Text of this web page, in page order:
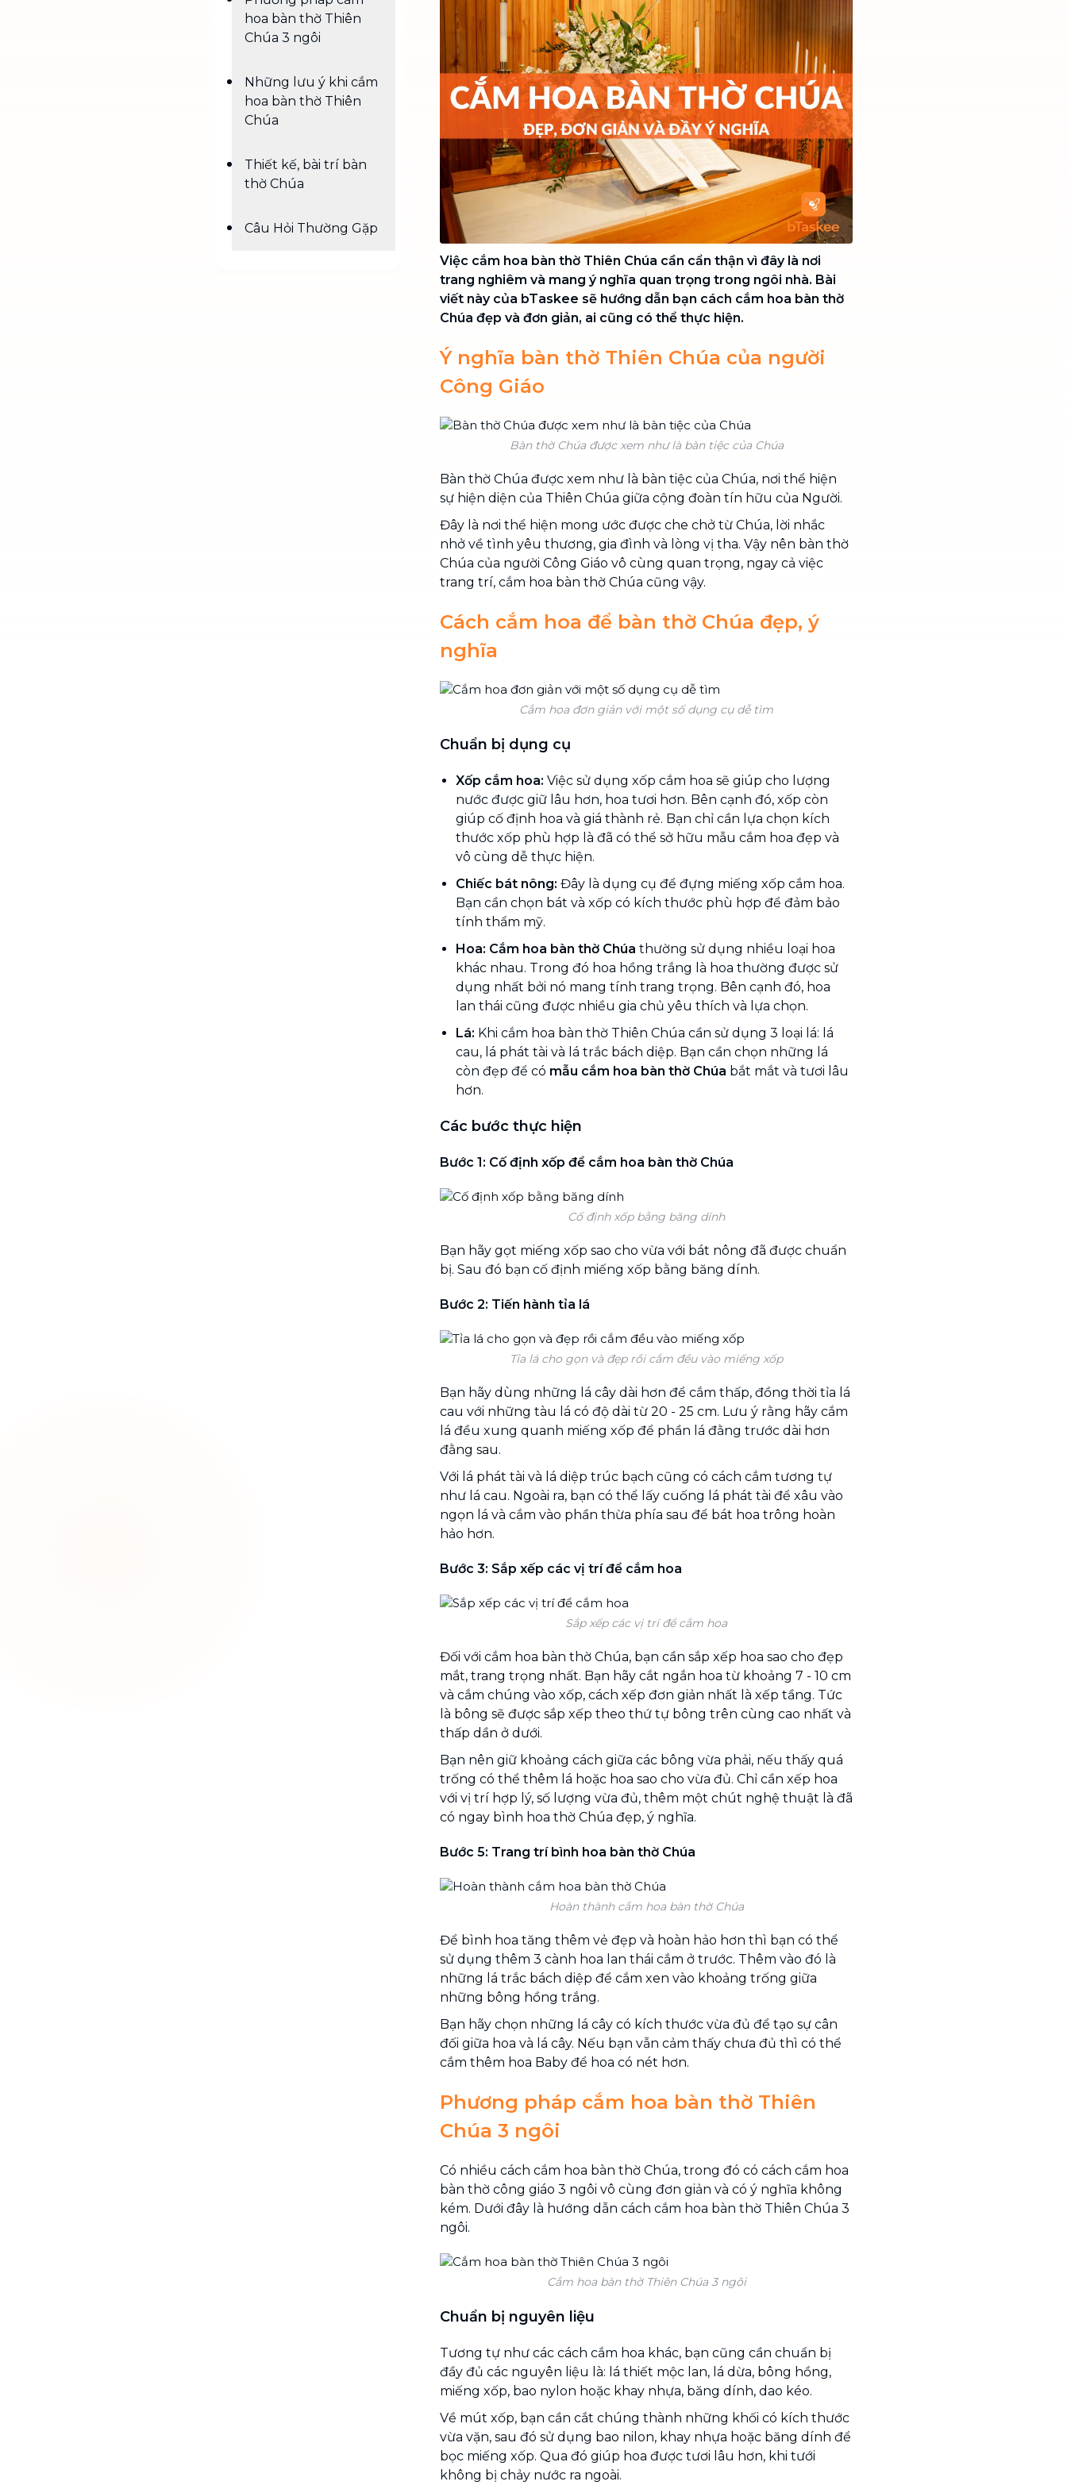
Chuyển nhà trọn gói, không lo dọn
dẹp nơi đi nơi đến
Vệ sinh công nghiệp NEW
Vệ sinh chuyên nghiệp cho văn
phòng, nhà xưởng, công trình lớn
hoa bàn thờ Thiên
Chúa 3 ngôi
Những lưu ý khi cắm
hoa bàn thờ Thiên
Chúa
Thiết kế, bài trí bàn
thờ Chúa
Câu Hỏi Thường Gặp
Việc cắm hoa bàn thờ Thiên Chúa cần cẩn thận vì đây là nơi
trang nghiêm và mang ý nghĩa quan trọng trong ngôi nhà. Bài
viết này của bTaskee sẽ hướng dẫn bạn cách cắm hoa bàn thờ
Chúa đẹp và đơn giản, ai cũng có thể thực hiện.
Ý nghĩa bàn thờ Thiên Chúa của người
Công Giáo
Bàn thờ Chúa được xem như là bàn tiệc của Chúa
Bàn thờ Chúa được xem như là bàn tiệc của Chúa, nơi thể hiện
sự hiện diện của Thiên Chúa giữa cộng đoàn tín hữu của Người.
Đây là nơi thể hiện mong ước được che chở từ Chúa, lời nhắc
nhở về tình yêu thương, gia đình và lòng vị tha. Vậy nên bàn thờ
Chúa của người Công Giáo vô cùng quan trọng, ngay cả việc
trang trí, cắm hoa bàn thờ Chúa cũng vậy.
Cách cắm hoa để bàn thờ Chúa đẹp, ý
nghĩa
Cắm hoa đơn giản với một số dụng cụ dễ tìm
Chuẩn bị dụng cụ
Xốp cắm hoa: Việc sử dụng xốp cắm hoa sẽ giúp cho lượng
nước được giữ lâu hơn, hoa tươi hơn. Bên cạnh đó, xốp còn
giúp cố định hoa và giá thành rẻ. Bạn chỉ cần lựa chọn kích
thước xốp phù hợp là đã có thể sở hữu mẫu cắm hoa đẹp và
vô cùng dễ thực hiện.
Chiếc bát nông: Đây là dụng cụ để đựng miếng xốp cắm hoa.
Bạn cần chọn bát và xốp có kích thước phù hợp để đảm bảo
tính thẩm mỹ.
Hoa: Cắm hoa bàn thờ Chúa thường sử dụng nhiều loại hoa
khác nhau. Trong đó hoa hồng trắng là hoa thường được sử
dụng nhất bởi nó mang tính trang trọng. Bên cạnh đó, hoa
lan thái cũng được nhiều gia chủ yêu thích và lựa chọn.
Lá: Khi cắm hoa bàn thờ Thiên Chúa cần sử dụng 3 loại lá: lá
cau, lá phát tài và lá trắc bách diệp. Bạn cần chọn những lá
còn đẹp để có mẫu cắm hoa bàn thờ Chúa bắt mắt và tươi lâu
hơn.
Các bước thực hiện
Bước 1: Cố định xốp để cắm hoa bàn thờ Chúa
Cố định xốp bằng băng dính
Bạn hãy gọt miếng xốp sao cho vừa với bát nông đã được chuẩn
bị. Sau đó bạn cố định miếng xốp bằng băng dính.
Bước 2: Tiến hành tỉa lá
Tỉa lá cho gọn và đẹp rồi cắm đều vào miếng xốp
Bạn hãy dùng những lá cây dài hơn để cắm thấp, đồng thời tỉa lá
cau với những tàu lá có độ dài từ 20 - 25 cm. Lưu ý rằng hãy cắm
lá đều xung quanh miếng xốp để phần lá đằng trước dài hơn
đằng sau.
Với lá phát tài và lá diệp trúc bạch cũng có cách cắm tương tự
như lá cau. Ngoài ra, bạn có thể lấy cuống lá phát tài để xâu vào
ngọn lá và cắm vào phần thừa phía sau để bát hoa trông hoàn
hảo hơn.
Bước 3: Sắp xếp các vị trí để cắm hoa
Sắp xếp các vị trí để cắm hoa
Đối với cắm hoa bàn thờ Chúa, bạn cần sắp xếp hoa sao cho đẹp
mắt, trang trọng nhất. Bạn hãy cắt ngắn hoa từ khoảng 7 - 10 cm
và cắm chúng vào xốp, cách xếp đơn giản nhất là xếp tầng. Tức
là bông sẽ được sắp xếp theo thứ tự bông trên cùng cao nhất và
thấp dần ở dưới.
Bạn nên giữ khoảng cách giữa các bông vừa phải, nếu thấy quá
trống có thể thêm lá hoặc hoa sao cho vừa đủ. Chỉ cần xếp hoa
với vị trí hợp lý, số lượng vừa đủ, thêm một chút nghệ thuật là đã
có ngay bình hoa thờ Chúa đẹp, ý nghĩa.
Bước 5: Trang trí bình hoa bàn thờ Chúa
Hoàn thành cắm hoa bàn thờ Chúa
Để bình hoa tăng thêm vẻ đẹp và hoàn hảo hơn thì bạn có thể
sử dụng thêm 3 cành hoa lan thái cắm ở trước. Thêm vào đó là
những lá trắc bách diệp để cắm xen vào khoảng trống giữa
những bông hồng trắng.
Bạn hãy chọn những lá cây có kích thước vừa đủ để tạo sự cân
đối giữa hoa và lá cây. Nếu bạn vẫn cảm thấy chưa đủ thì có thể
cắm thêm hoa Baby để hoa có nét hơn.
Phương pháp cắm hoa bàn thờ Thiên
Chúa 3 ngôi
Có nhiều cách cắm hoa bàn thờ Chúa, trong đó có cách cắm hoa
bàn thờ công giáo 3 ngôi vô cùng đơn giản và có ý nghĩa không
kém. Dưới đây là hướng dẫn cách cắm hoa bàn thờ Thiên Chúa 3
ngôi.
Cắm hoa bàn thờ Thiên Chúa 3 ngôi
Chuẩn bị nguyên liệu
Tương tự như các cách cắm hoa khác, bạn cũng cần chuẩn bị
đầy đủ các nguyên liệu là: lá thiết mộc lan, lá dừa, bông hồng,
miếng xốp, bao nylon hoặc khay nhựa, băng dính, dao kéo.
Về mút xốp, bạn cần cắt chúng thành những khối có kích thước
vừa vặn, sau đó sử dụng bao nilon, khay nhựa hoặc băng dính để
bọc miếng xốp. Qua đó giúp hoa được tươi lâu hơn, khi tưới
không bị chảy nước ra ngoài.